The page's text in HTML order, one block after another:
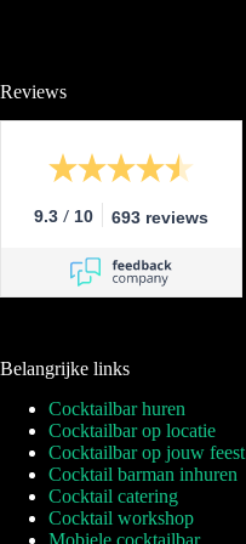
Reviews
9.3 / 10 693 reviews
Belangrijke links
Cocktailbar huren
Cocktailbar op locatie
Cocktailbar op jouw feest
Cocktail barman inhuren
Cocktail catering
Cocktail workshop